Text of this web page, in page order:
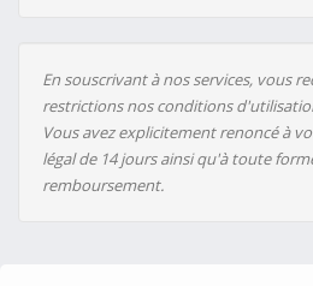
En souscrivant à nos services, vous
restrictions nos conditions
Vous avez explicitement renoncé à
légal de 14 jours ainsi qu'à toute
remboursement.